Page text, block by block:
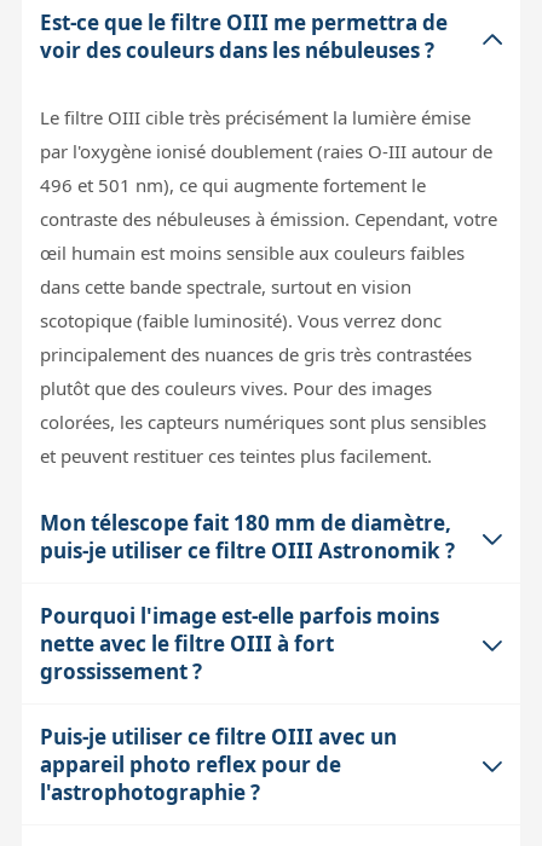
Est-ce que le filtre OIII me permettra de
voir des couleurs dans les nébuleuses ?
Le filtre OIII cible très précisément la lumière émise
par l'oxygène ionisé doublement (raies O-III autour de
496 et 501 nm), ce qui augmente fortement le
contraste des nébuleuses à émission. Cependant, votre
œil humain est moins sensible aux couleurs faibles
dans cette bande spectrale, surtout en vision
scotopique (faible luminosité). Vous verrez donc
principalement des nuances de gris très contrastées
plutôt que des couleurs vives. Pour des images
colorées, les capteurs numériques sont plus sensibles
et peuvent restituer ces teintes plus facilement.
Mon télescope fait 180 mm de diamètre,
puis-je utiliser ce filtre OIII Astronomik ?
Le filtre OIII Astronomik est optimisé pour des
instruments à partir de 200 mm de diamètre. En
dessous, la quantité de lumière captée est moindre, ce
réduction de luminosité induite. Avec un 180 mm,
vous pouvez tenter l'observation, mais le gain de
Pourquoi l'image est-elle parfois moins
nette avec le filtre OIII à fort
grossissement ?
La netteté à fort grossissement dépend d'abord de la
qualité de l'atmosphère (turbulence) et de la qualité
optique de l'instrument. Le filtre OIII, en bloquant une
Puis-je utiliser ce filtre OIII avec un
appareil photo reflex pour de
l'astrophotographie ?